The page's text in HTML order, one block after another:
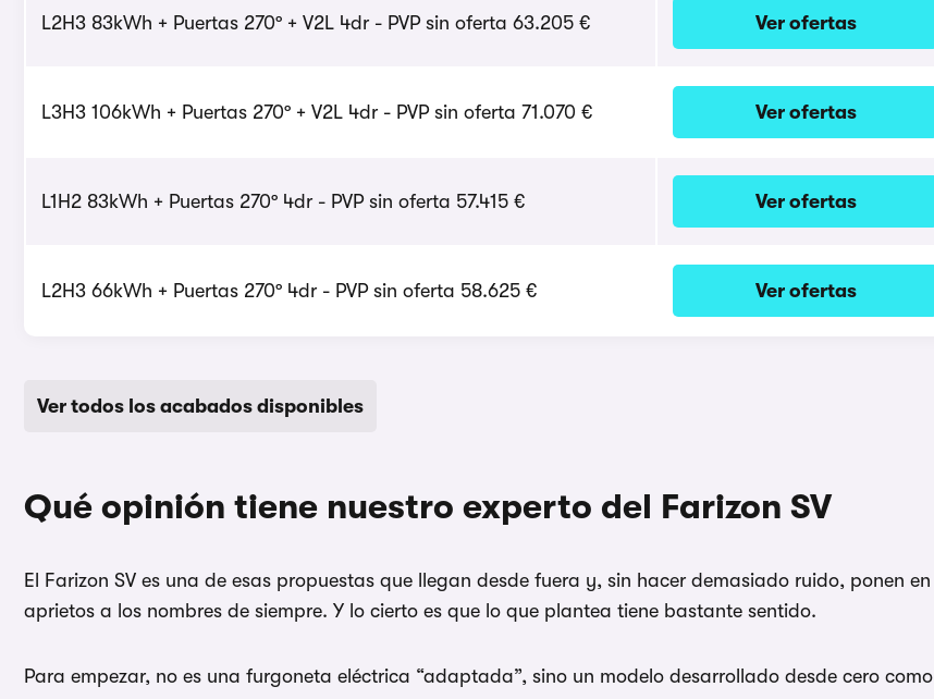
L2H3 83kWh + Puertas 270º + V2L 4dr - PVP sin oferta 63.205 € Ver ofertas
L3H3 106kWh + Puertas 270º + V2L 4dr - PVP sin oferta 71.070 € Ver ofertas
L1H2 83kWh + Puertas 270º 4dr - PVP sin oferta 57.415 € Ver ofertas
L2H3 66kWh + Puertas 270º 4dr - PVP sin oferta 58.625 € Ver ofertas
Ver todos los acabados disponibles
Qué opinión tiene nuestro experto del Farizon SV
El Farizon SV es una de esas propuestas que llegan desde fuera y, sin hacer demasiado ruido, ponen en
aprietos a los nombres de siempre. Y lo cierto es que lo que plantea tiene bastante sentido.
Para empezar, no es una furgoneta eléctrica “adaptada”, sino un modelo desarrollado desde cero como